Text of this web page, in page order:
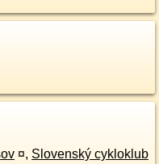
¤, Slovenský cykloklub